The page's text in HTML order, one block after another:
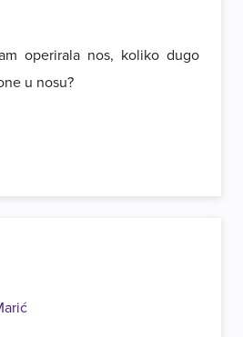
operirala nos, koliko dugo
u nosu?